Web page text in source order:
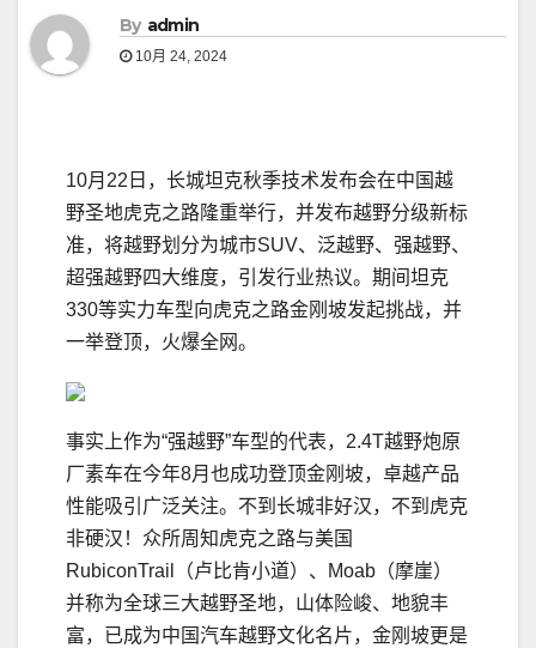
By admin
10月 24, 2024
10月22日，长城坦克秋季技术发布会在中国越
野圣地虎克之路隆重举行，并发布越野分级新标
准，将越野划分为城市SUV、泛越野、强越野、
超强越野四大维度，引发行业热议。期间坦克
330等实力车型向虎克之路金刚坡发起挑战，并
一举登顶，火爆全网。
事实上作为“强越野”车型的代表，2.4T越野炮原
厂素车在今年8月也成功登顶金刚坡，卓越产品
性能吸引广泛关注。不到长城非好汉，不到虎克
非硬汉！众所周知虎克之路与美国
RubiconTrail（卢比肯小道）、Moab（摩崖）
并称为全球三大越野圣地，山体险峻、地貌丰
富，已成为中国汽车越野文化名片，金刚坡更是